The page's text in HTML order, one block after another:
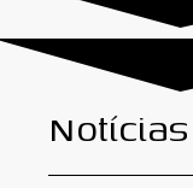
Notícias